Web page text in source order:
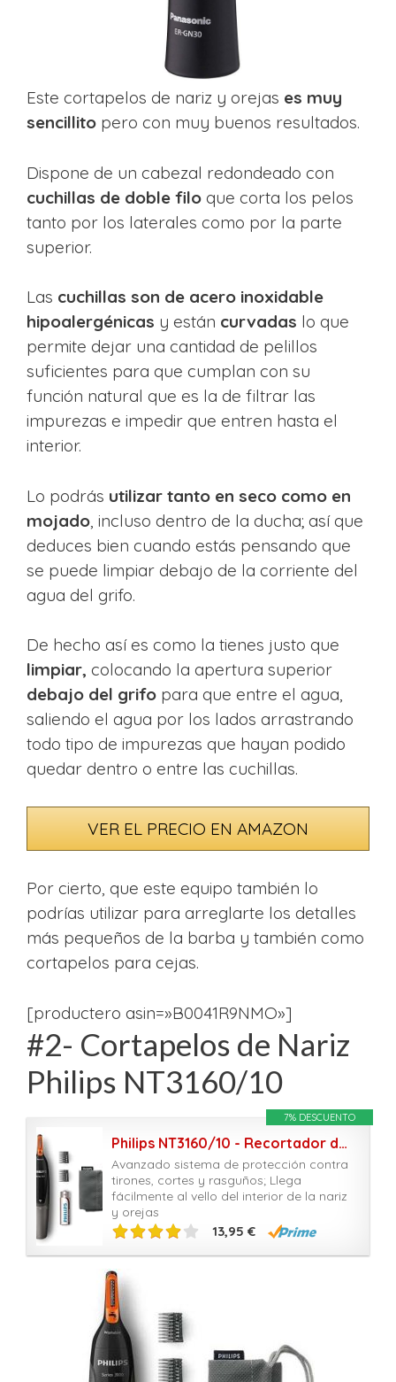
Este cortapelos de nariz y orejas es muy
sencillito pero con muy buenos resultados.
Dispone de un cabezal redondeado con
cuchillas de doble filo que corta los pelos
tanto por los laterales como por la parte
superior.
Las cuchillas son de acero inoxidable
hipoalergénicas y están curvadas lo que
permite dejar una cantidad de pelillos
suficientes para que cumplan con su
función natural que es la de filtrar las
impurezas e impedir que entren hasta el
interior.
Lo podrás utilizar tanto en seco como en
mojado, incluso dentro de la ducha; así que
deduces bien cuando estás pensando que
se puede limpiar debajo de la corriente del
agua del grifo.
De hecho así es como la tienes justo que
limpiar, colocando la apertura superior
debajo del grifo para que entre el agua,
saliendo el agua por los lados arrastrando
todo tipo de impurezas que hayan podido
quedar dentro o entre las cuchillas.
VER EL PRECIO EN AMAZON
Por cierto, que este equipo también lo
podrías utilizar para arreglarte los detalles
más pequeños de la barba y también como
cortapelos para cejas.
[productero asin=»B0041R9NMO»]
#2- Cortapelos de Nariz
Philips NT3160/10
7% DESCUENTO
Philips NT3160/10 - Recortador de vello, nariz y orejas, resistente al agua, color negro y plateado, battery-powered
Avanzado sistema de protección contra
tirones, cortes y rasguños; Llega
fácilmente al vello del interior de la nariz
y orejas
13,95 €